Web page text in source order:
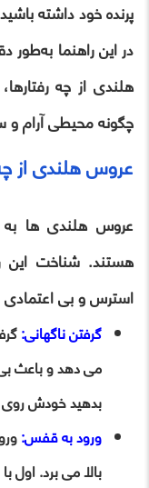
پرنده خود داشته
در این راهنما
هلندی از چه
چگونه محیطی آرام و
عروس هلندی از
عروس هلندی ها
هستند. شناخت این
استرس و بی اعتمادی
گرفتن ناگهانی:
می دهد و باعث
بدهید خودش روی
ورود به قفس:
بالا می برد. اول